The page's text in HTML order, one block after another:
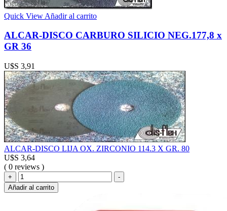
Quick View Añadir al carrito
ALCAR-DISCO CARBURO SILICIO NEG.177,8 x
GR 36
U$S 3,91
ALCAR-DISCO LIJA OX. ZIRCONIO 114.3 X GR. 80
U$S 3,64
( 0 reviews )
+
ALCAR-
DISCO
LIJA
-
Añadir al carrito